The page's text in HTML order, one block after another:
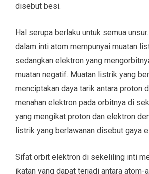
disebut besi.
Hal serupa berlaku untuk semua
dalam inti atom mempunyai muatan
sedangkan elektron yang
muatan negatif. Muatan listrik yang
menciptakan daya tarik antara proton
menahan elektron pada orbitnya di
yang mengikat proton dan elektron
listrik yang berlawanan disebut gaya
Sifat orbit elektron di sekeliling inti
ikatan yang dapat terjadi antara atom-